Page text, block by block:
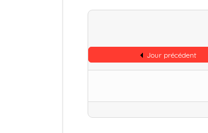
Jour précédent